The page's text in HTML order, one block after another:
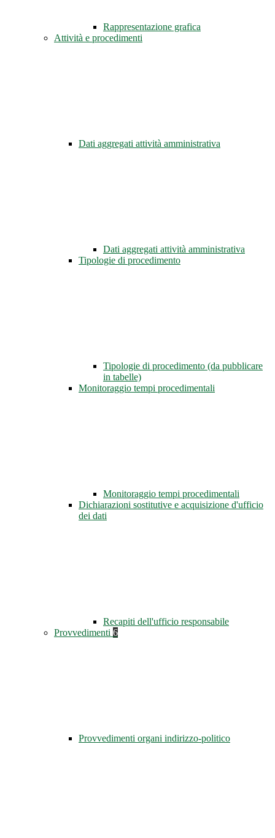
Rappresentazione grafica
Attività e procedimenti
Dati aggregati attività amministrativa
Dati aggregati attività amministrativa
Tipologie di procedimento
Tipologie di procedimento (da pubblicare
in tabelle)
Monitoraggio tempi procedimentali
Monitoraggio tempi procedimentali
Dichiarazioni sostitutive e acquisizione d'ufficio
dei dati
Recapiti dell'ufficio responsabile
Provvedimenti 6
Provvedimenti organi indirizzo-politico